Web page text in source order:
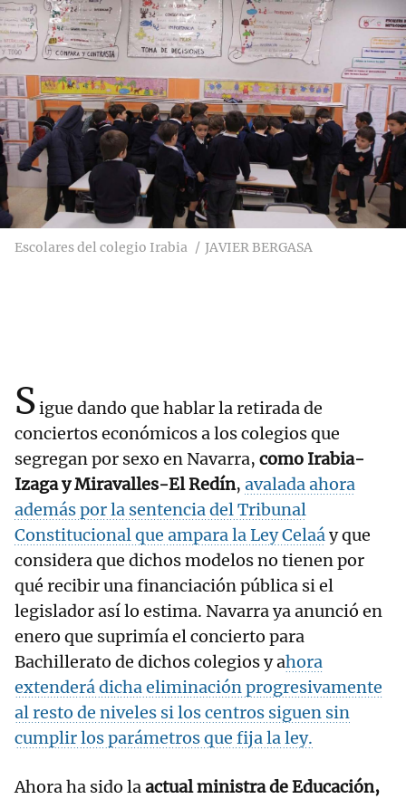
Escolares del colegio Irabia JAVIER BERGASA
Sigue dando que hablar la retirada de
conciertos económicos a los colegios que
segregan por sexo en Navarra, como Irabia-
Izaga y Miravalles-El Redín, avalada ahora
además por la sentencia del Tribunal
Constitucional que ampara la Ley Celaáy que
considera que dichos modelos no tienen por
qué recibir una financiación pública si el
legislador así lo estima. Navarra ya anunció en
enero que suprimía el concierto para
Bachillerato de dichos colegios y ahora
extenderá dicha eliminación progresivamente
al resto de niveles si los centros siguen sin
cumplir los parámetros que fija la ley.
Ahora ha sido laactual ministra de Educación,